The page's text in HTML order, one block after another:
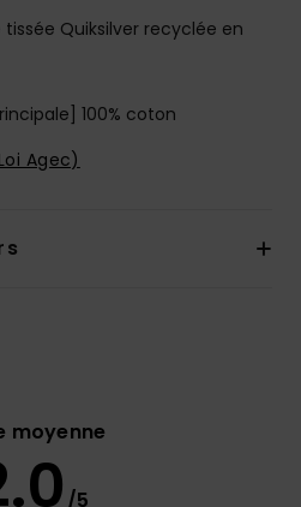
Quiksilver recyclée en
100% coton
Agec)
moyenne
/5